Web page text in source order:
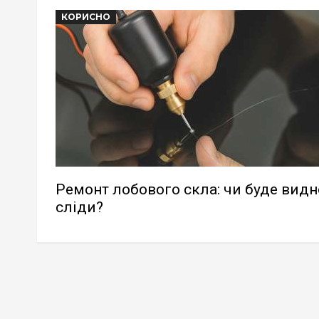
КОРИСНО
Ремонт лобового скла: чи буде
сліди?